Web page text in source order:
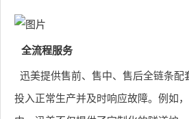
全流程服务
迅美提供售前、售中、售后全链条配
投入正常生产并及时响应故障。例如